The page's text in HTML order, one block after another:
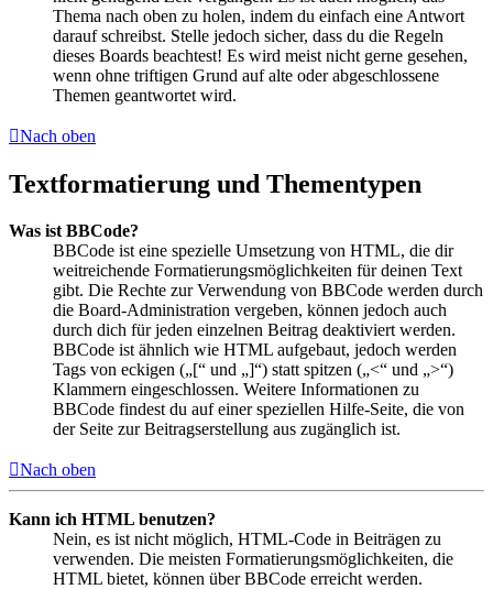
Thema nach oben zu holen, indem du einfach eine Antwort
darauf schreibst. Stelle jedoch sicher, dass du die Regeln
dieses Boards beachtest! Es wird meist nicht gerne gesehen,
wenn ohne triftigen Grund auf alte oder abgeschlossene
Themen geantwortet wird.
Nach oben
Textformatierung und Thementypen
Was ist BBCode?
BBCode ist eine spezielle Umsetzung von HTML, die dir
weitreichende Formatierungsmöglichkeiten für deinen Text
gibt. Die Rechte zur Verwendung von BBCode werden durch
die Board-Administration vergeben, können jedoch auch
durch dich für jeden einzelnen Beitrag deaktiviert werden.
BBCode ist ähnlich wie HTML aufgebaut, jedoch werden
Tags von eckigen („[“ und „]“) statt spitzen („<“ und „>“)
Klammern eingeschlossen. Weitere Informationen zu
BBCode findest du auf einer speziellen Hilfe-Seite, die von
der Seite zur Beitragserstellung aus zugänglich ist.
Nach oben
Kann ich HTML benutzen?
Nein, es ist nicht möglich, HTML-Code in Beiträgen zu
verwenden. Die meisten Formatierungsmöglichkeiten, die
HTML bietet, können über BBCode erreicht werden.